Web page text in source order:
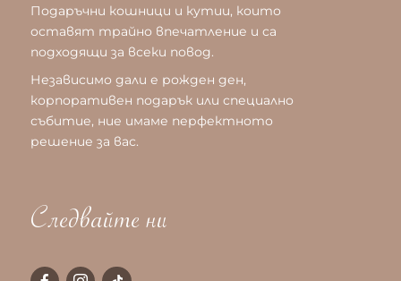
Подаръчни кошници и кутии, които
оставят трайно впечатление и са
подходящи за всеки повод.
Независимо дали е рожден ден,
корпоративен подарък или специално
събитие, ние имаме перфектното
решение за вас.
Следвайте ни